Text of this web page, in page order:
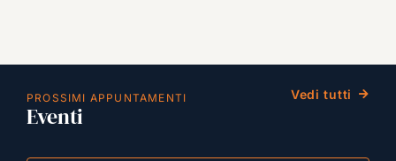
PROSSIMI APPUNTAMENTI
Eventi
Vedi tutti